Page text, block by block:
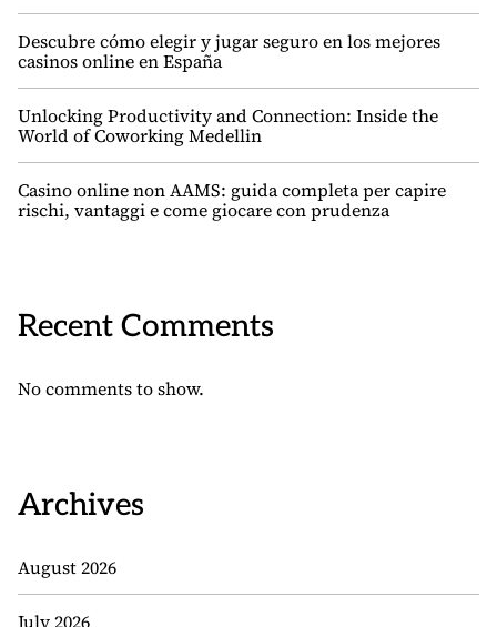
Descubre cómo elegir y jugar seguro en los mejores
casinos online en España
Unlocking Productivity and Connection: Inside the
World of Coworking Medellin
Casino online non AAMS: guida completa per capire
rischi, vantaggi e come giocare con prudenza
Recent Comments
No comments to show.
Archives
August 2026
July 2026